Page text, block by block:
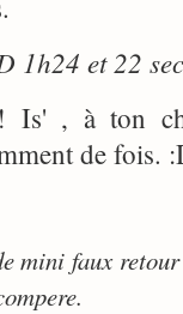
1h24 et 22 sec
Is' , à ton
de fois.
mini faux